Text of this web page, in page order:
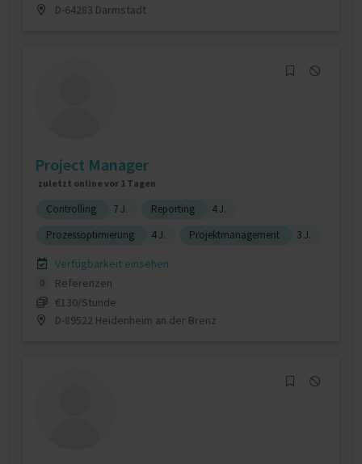
D-64283 Darmstadt
Project Manager
zuletzt online vor 1 Tagen
Controlling 7 J. Reporting
4 J.
Prozessoptimierung
4 J. Projektmanagement 3 J.
Verfügbarkeit einsehen
0
Referenzen
€130/Stunde
D-89522 Heidenheim an der Brenz